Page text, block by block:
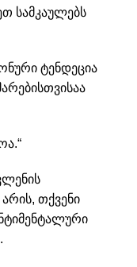
სამკაულებს
ტენდეცია
თქვენი